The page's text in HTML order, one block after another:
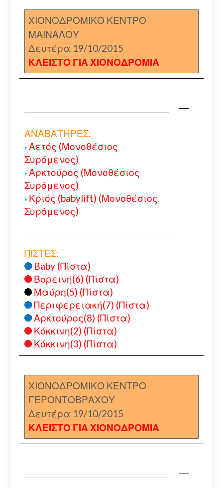
ΧΙΟΝΟΔΡΟΜΙΚΟ ΚΕΝΤΡΟ
ΜΑΙΝΑΛΟΥ
Δευτέρα 19/10/2015
ΚΛΕΙΣΤΟ ΓΙΑ ΧΙΟΝΟΔΡΟΜΙΑ
ΑΝΑΒΑΤΗΡΕΣ:
Αετός (Μονοθέσιος
Συρόμενος)
Αρκτούρος (Μονοθέσιος
Συρόμενος)
Κριός (babylift) (Μονοθέσιος
Συρόμενος)
ΠΙΣΤΕΣ:
Baby (Πίστα)
Βορεινή(6) (Πίστα)
Μαύρη(5) (Πίστα)
Περιφερειακή(7) (Πίστα)
Αρκτούρος(8) (Πίστα)
Κόκκινη(2) (Πίστα)
Κόκκινη(3) (Πίστα)
ΧΙΟΝΟΔΡΟΜΙΚΟ ΚΕΝΤΡΟ
ΓΕΡΟΝΤΟΒΡΑΧΟΥ
Δευτέρα 19/10/2015
ΚΛΕΙΣΤΟ ΓΙΑ ΧΙΟΝΟΔΡΟΜΙΑ